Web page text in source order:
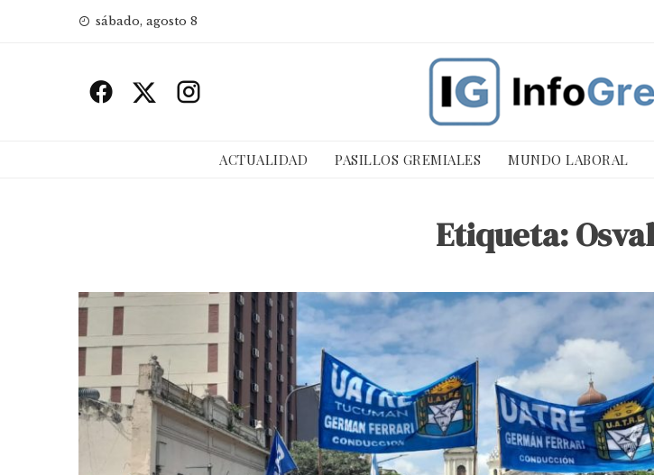
sábado, agosto 8
ACTUALIDAD PASILLOS GREMIALES MUNDO LABORAL
Etiqueta: